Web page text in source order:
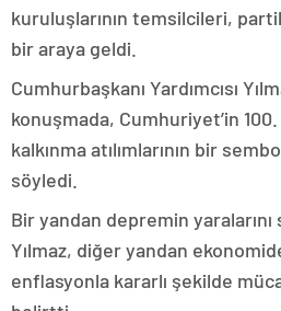
kuruluşlarının temsilcileri,
bir araya geldi.
Cumhurbaşkanı Yardımcısı
konuşmada, Cumhuriyet’in 100.
kalkınma atılımlarının bir
söyledi.
Bir yandan depremin yaralarını
Yılmaz, diğer yandan
enflasyonla kararlı şekilde